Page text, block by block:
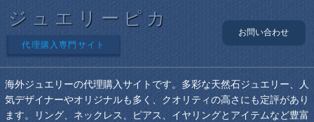
ジュエリーピカ
代理購入専門サイト
お問い合わせ
海外ジュエリーの代理購入サイトです。多彩な天然石ジュエリー、人
気デザイナーやオリジナルも多く、クオリティの高さにも定評があり
ます。リング、ネックレス、ピアス、イヤリングとアイテムなど豊富